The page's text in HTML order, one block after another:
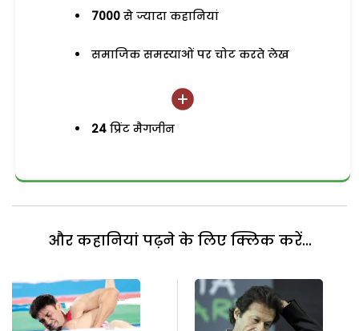
7000 से ज्यादा कहानियां
समाजिक समस्याओं पर चोट करते लेख
24 प्रिंट मैगजीन
और कहानियां पढ़ने के लिए क्लिक करें...